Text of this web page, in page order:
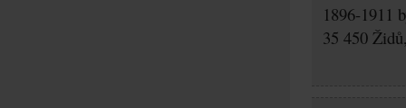
1896-1911
35 450